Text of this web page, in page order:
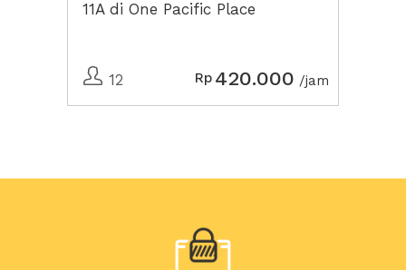
11A di One Pacific Place
12 Rp 420.000 /jam